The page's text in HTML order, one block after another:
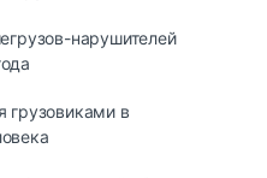
нарушителей
грузовиками в